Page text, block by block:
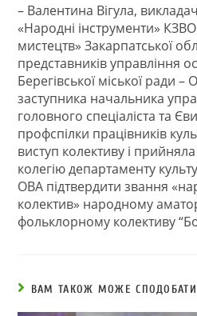
– Валентина Вігула,
«Народні інструменти» КЗВО
мистецтв» Закарпатської
представників управління
Берегівської міської ради
заступника начальника
головного спеціаліста та
профспілки працівників
виступ колективу і
колегію департаменту
ОВА підтвердити звання
колектив» народному
фольклорному колективу
ВАМ ТАКОЖ МОЖЕ